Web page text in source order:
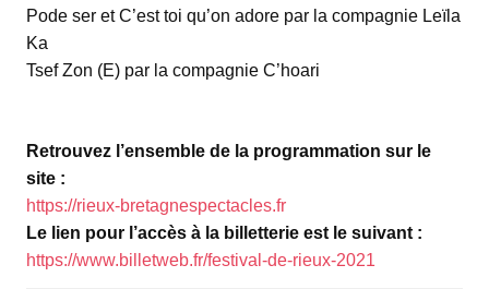
Pode ser et C’est toi qu’on adore par la compagnie Leïla
Ka
Tsef Zon (E) par la compagnie C’hoari
Retrouvez l’ensemble de la programmation sur le
site :
https://rieux-bretagnespectacles.fr
Le lien pour l’accès à la billetterie est le suivant :
https://www.billetweb.fr/festival-de-rieux-2021